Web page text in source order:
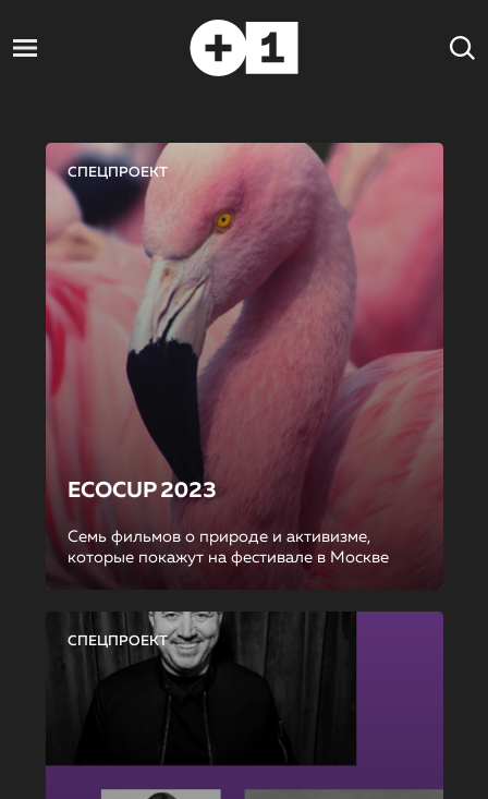
СПЕЦПРОЕКТ
ECOCUP 2023
Семь фильмов о природе и активизме,
которые покажут на фестивале в Москве
СПЕЦПРОЕКТ